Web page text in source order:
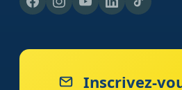
Inscrivez-